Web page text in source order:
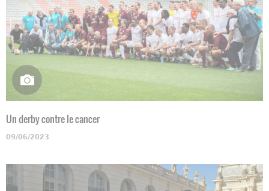
Un derby contre le cancer
09/06/2023